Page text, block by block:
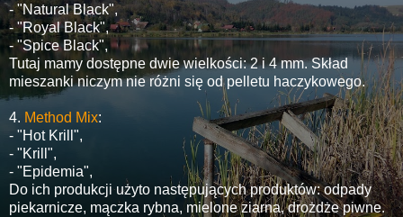
- "Natural Black",
- "Royal Black",
- "Spice Black",
Tutaj mamy dostępne dwie wielkości: 2 i 4 mm. Skład
mieszanki niczym nie różni się od pelletu haczykowego.
4. Method Mix:
- "Hot Krill",
- "Krill",
- "Epidemia",
Do ich produkcji użyto następujących produktów: odpady
piekarnicze, mączka rybna, mielone ziarna, drożdże piwne.